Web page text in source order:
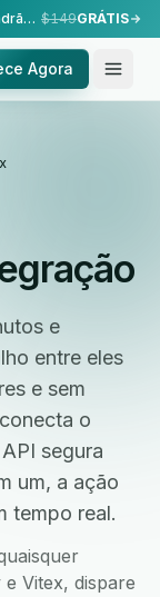
Configuração feita para você — configuração padrão, realizada pela nossa equipe. $149GRÁTIS
Agora
e
entre eles
e sem
o
segura
um, a ação
tempo real.
Vitex, dispare